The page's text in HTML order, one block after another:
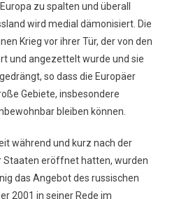
zu spalten und überall
wird medial dämonisiert. Die
Krieg vor ihrer Tür, der von den
und angezettelt wurde und sie
so dass die Europäer
Gebiete, insbesondere
bleiben können.
während und kurz nach der
Staaten eröffnet hatten, wurden
das Angebot des russischen
2001 in seiner Rede im